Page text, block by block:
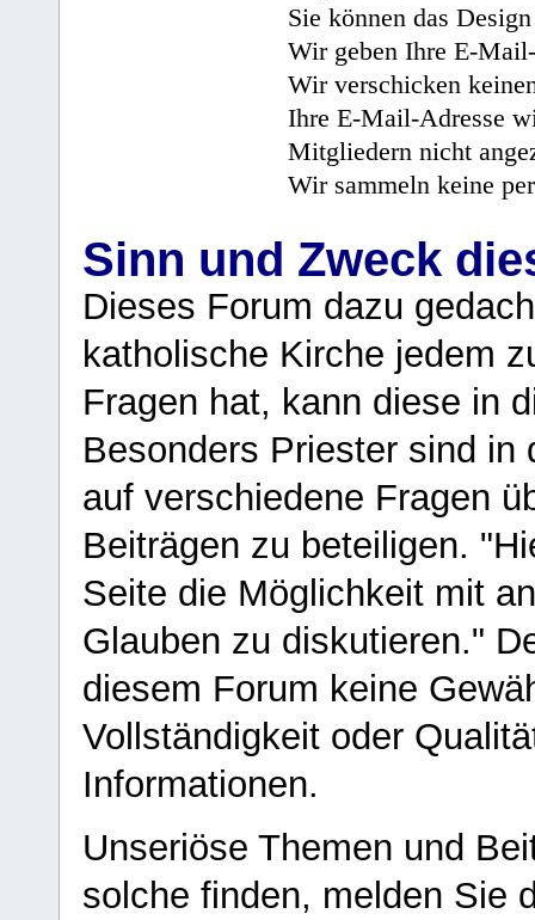
Sie können das
Wir geben Ihre E-
Wir verschicken
Ihre E-Mail-Adresse
Mitgliedern nicht
Wir sammeln keine
Sinn und Zweck
Dieses Forum dazu
katholische Kirche jedem
Fragen hat, kann diese in
Besonders Priester sind in
auf verschiedene Fragen
Beiträgen zu beteiligen.
Seite die Möglichkeit mit
Glauben zu diskutieren."
diesem Forum keine
Vollständigkeit oder
Informationen.
Unseriöse Themen und
solche finden, melden Sie